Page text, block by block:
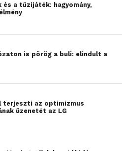
órákból áll. A
el a
feladat során
hiszen
amilyet szeretne. Az
már logikai,
és a tűzijáték: hagyomány,
is pörög a buli: elindult a
terjeszti az optimizmus
üzenetét az LG